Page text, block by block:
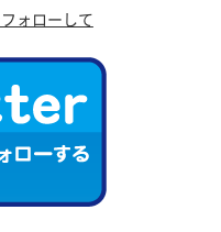
ォローして